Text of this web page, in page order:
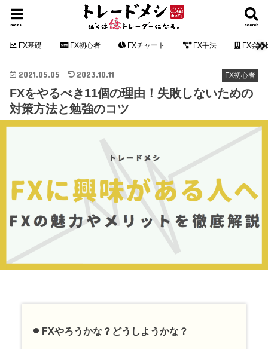
search
menu
FX基礎 FX初心者 FXチャート FX手法 FX会社
FX初心者
2021.05.05 2023.10.11
FXをやるべき11個の理由！失敗しないための
対策方法と勉強のコツ
FXやろうかな？どうしようかな？